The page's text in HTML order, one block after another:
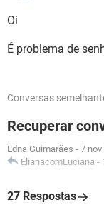
Oi
É problema de
Conversas
Recuperar
Edna Guimarães - 7 nov
ElianacomLuciana -
27 Respostas